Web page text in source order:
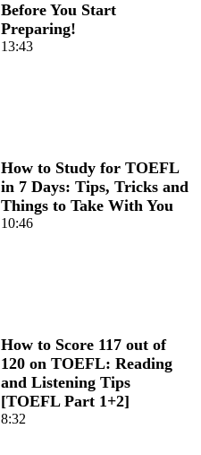
Before You Start
Preparing!
13:43
How to Study for TOEFL
in 7 Days: Tips, Tricks and
Things to Take With You
10:46
How to Score 117 out of
120 on TOEFL: Reading
and Listening Tips
[TOEFL Part 1+2]
8:32